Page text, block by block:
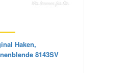
Haken,
8143SV